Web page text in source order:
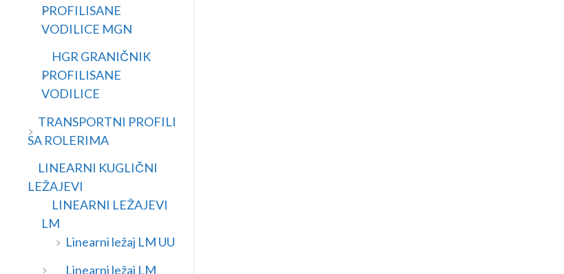
PROFILISANE
VODILICE MGN
HGR GRANIČNIK
PROFILISANE
VODILICE
TRANSPORTNI PROFILI
SA ROLERIMA
LINEARNI KUGLIČNI
LEŽAJEVI
LINEARNI LEŽAJEVI
LM
Linearni ležaj LM UU
Linearni ležaj LM